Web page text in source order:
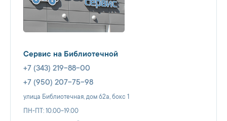
Сервис на Библиотечной
+7 (343) 219-88-00
+7 (950) 207-75-98
улица Библиотечная, дом 62а, бокс 1
ПН-ПТ: 10.00-19.00